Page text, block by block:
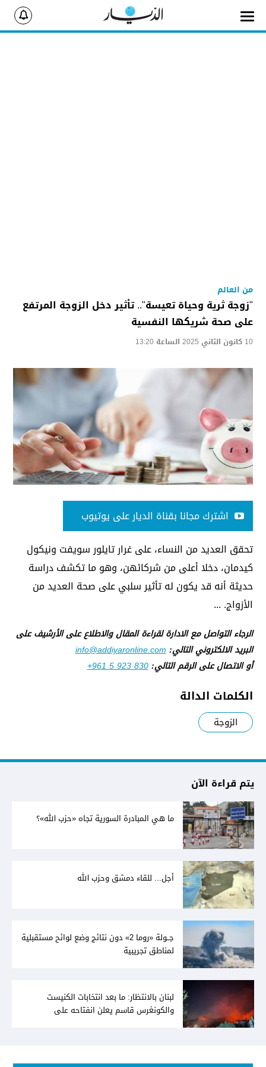
من العالم
"زوجة ثرية وحياة تعيسة".. تأثير دخل الزوجة المرتفع
على صحة شريكها النفسية
10 كانون الثاني 2025 الساعة 13:20
اشترك مجانا بقناة الديار على يوتيوب
تحقق العديد من النساء، على غرار تايلور سويفت ونيكول
كيدمان، دخلا أعلى من شركائهن، وهو ما تكشف دراسة
حديثة أنه قد يكون له تأثير سلبي على صحة العديد من
الأزواج. ...
الرجاء التواصل مع الادارة لقراءة المقال والاطلاع على الأرشيف على
البريد الالكتروني التالي:info@addiyaronline.com
أو الاتصال على الرقم التالي:+961 5 923 830
الكلمات الدالة
الزوجة
يتم قراءة الآن
ما هي المبادرة السورية تجاه «حزب الله»؟
أجل... للقاء دمشق وحزب الله
جــولة «روما 2» دون نتائج وضع لوائح مستقبلية
لمناطق تجريبية
لبنان بالانتظار: ما بعد انتخابات الكنيست
والكونغرس قاسم يعلن انفتاحه على